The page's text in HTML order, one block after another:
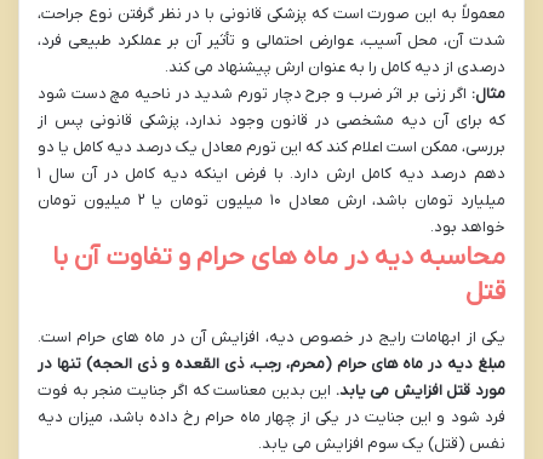
معمولاً به این صورت است که پزشکی قانونی با در نظر گرفتن نوع جراحت،
شدت آن، محل آسیب، عوارض احتمالی و تأثیر آن بر عملکرد طبیعی فرد،
درصدی از دیه کامل را به عنوان ارش پیشنهاد می کند.
مثال: اگر زنی بر اثر ضرب و جرح دچار تورم شدید در ناحیه مچ دست شود
که برای آن دیه مشخصی در قانون وجود ندارد، پزشکی قانونی پس از
بررسی، ممکن است اعلام کند که این تورم معادل یک درصد دیه کامل یا دو
دهم درصد دیه کامل ارش دارد. با فرض اینکه دیه کامل در آن سال ۱
میلیارد تومان باشد، ارش معادل ۱۰ میلیون تومان یا ۲ میلیون تومان
خواهد بود.
محاسبه دیه در ماه های حرام و تفاوت آن با
قتل
یکی از ابهامات رایج در خصوص دیه، افزایش آن در ماه های حرام است.
مبلغ دیه در ماه های حرام (محرم، رجب، ذی القعده و ذی الحجه) تنها در
مورد قتل افزایش می یابد. این بدین معناست که اگر جنایت منجر به فوت
فرد شود و این جنایت در یکی از چهار ماه حرام رخ داده باشد، میزان دیه
نفس (قتل) یک سوم افزایش می یابد.